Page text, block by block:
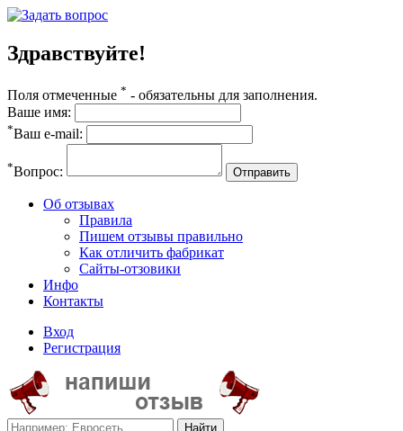
Здравствуйте!
Поля отмеченные * - обязательны для заполнения.
Ваше имя:
*Ваш e-mail:
*Вопрос: Отправить
Об отзывах
Правила
Пишем отзывы правильно
Как отличить фабрикат
Сайты-отзовики
Инфо
Контакты
Вход
Регистрация